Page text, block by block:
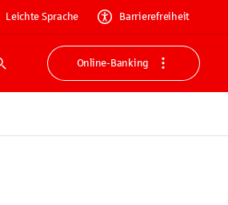
Leichte Sprache Barrierefreiheit
Suche
Online-Banking